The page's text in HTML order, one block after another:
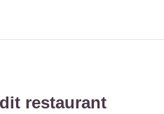
restaurant